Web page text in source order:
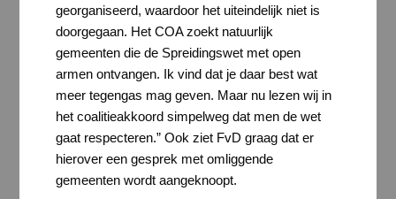
georganiseerd, waardoor het uiteindelijk niet is
doorgegaan. Het COA zoekt natuurlijk
gemeenten die de Spreidingswet met open
armen ontvangen. Ik vind dat je daar best wat
meer tegengas mag geven. Maar nu lezen wij in
het coalitieakkoord simpelweg dat men de wet
gaat respecteren.” Ook ziet FvD graag dat er
hierover een gesprek met omliggende
gemeenten wordt aangeknoopt.